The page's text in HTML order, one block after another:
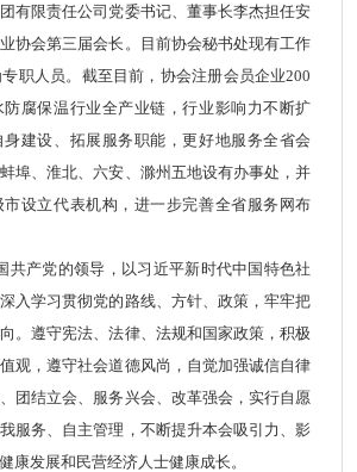
有限责任公司党委书记、董事长李杰担任安
协会第三届会长。目前协会秘书处现有工作
职人员。截至目前，协会注册会员企业200
腐保温行业全产业链，行业影响力不断扩
建设、拓展服务职能，更好地服务全省会
埠、淮北、六安、滁州五地设有办事处，并
设立代表机构，进一步完善全省服务网布
共产党的领导，以习近平新时代中国特色社
入学习贯彻党的路线、方针、政策，牢牢把
。遵守宪法、法律、法规和国家政策，积极
观，遵守社会道德风尚，自觉加强诚信自律
团结立会、服务兴会、改革强会，实行自愿
服务、自主管理，不断提升本会吸引力、影
康发展和民营经济人士健康成长。